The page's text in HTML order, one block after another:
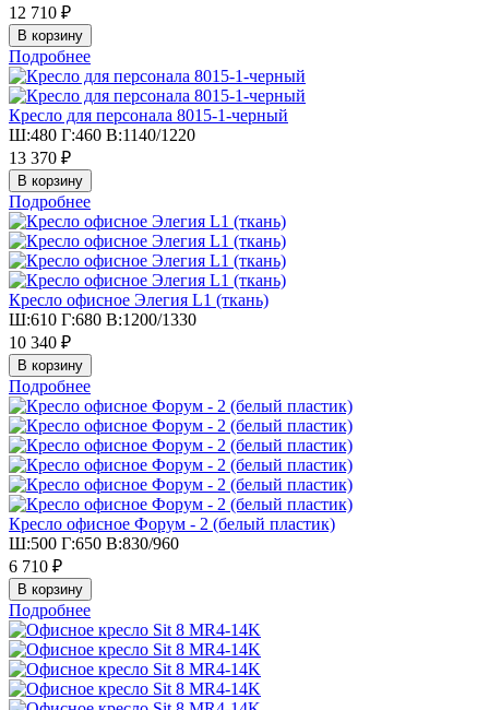
12 710 ₽
Подробнее
Кресло для персонала 8015-1-черный
Ш:480 Г:460 В:1140/1220
13 370 ₽
Подробнее
Кресло офисное Элегия L1 (ткань)
Ш:610 Г:680 В:1200/1330
10 340 ₽
Подробнее
Кресло офисное Форум - 2 (белый пластик)
Ш:500 Г:650 В:830/960
6 710 ₽
Подробнее